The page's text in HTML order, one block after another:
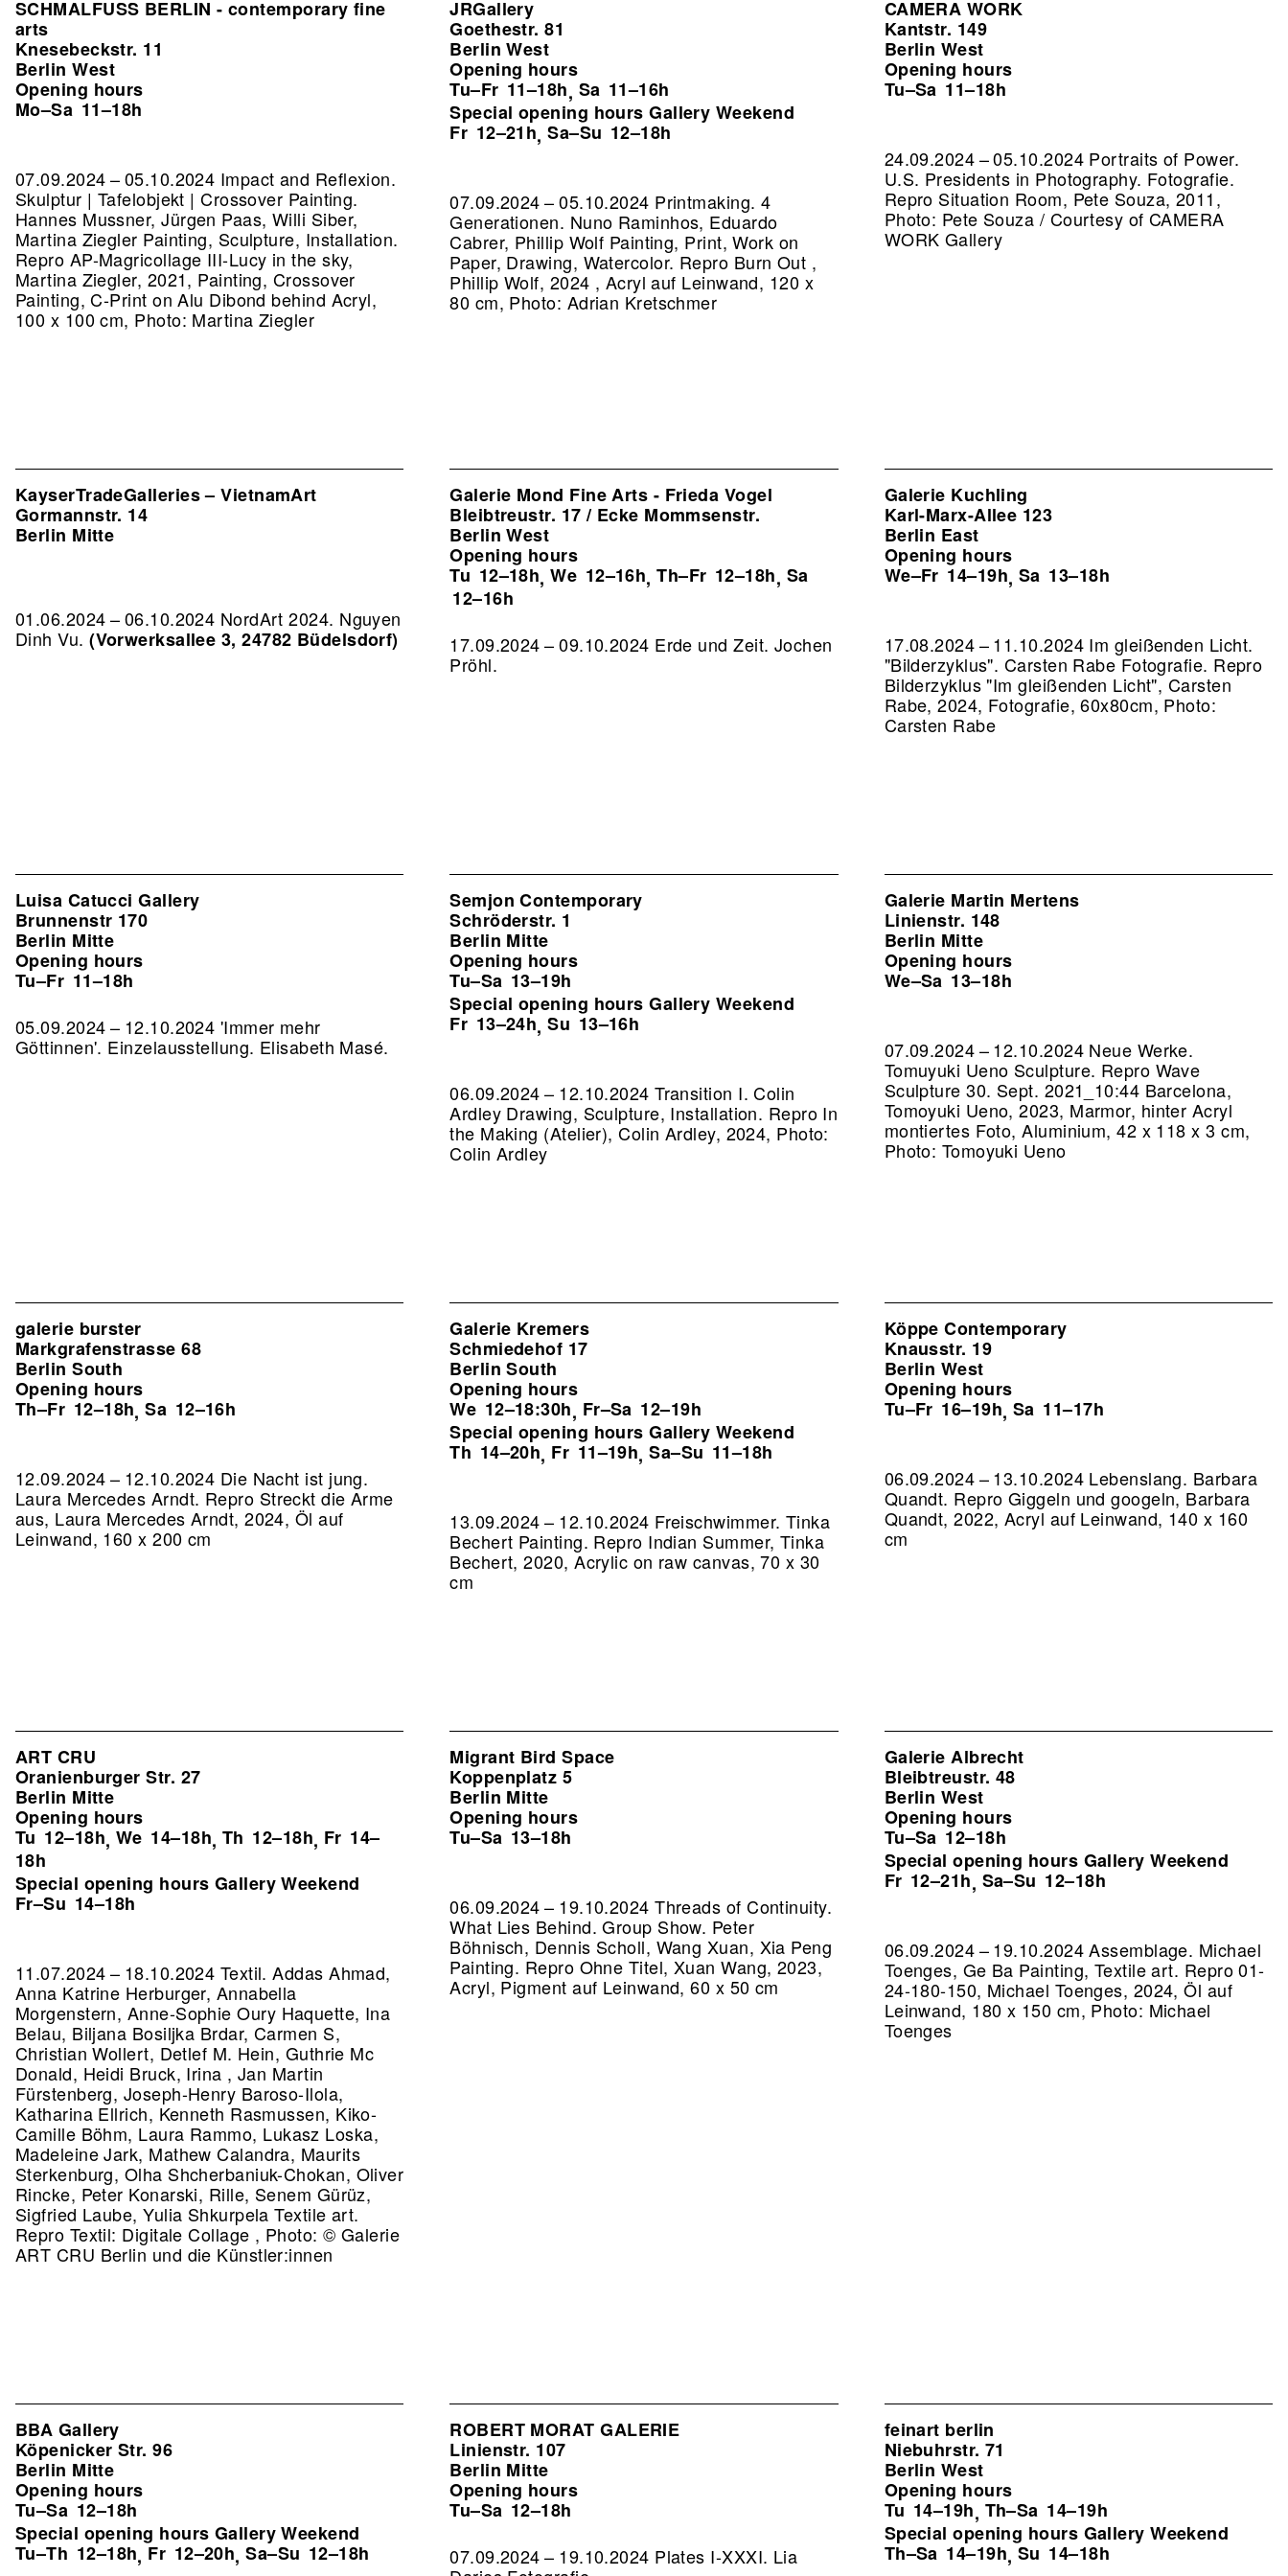
SCHMALFUSS BERLIN - contemporary fine
arts
Knesebeckstr. 11
Berlin West
Opening hours
Mo–Sa 11–18h
07.09.2024 – 05.10.2024 Impact and Reflexion.
Skulptur | Tafelobjekt | Crossover Painting.
Hannes Mussner, Jürgen Paas, Willi Siber,
Martina Ziegler Painting, Sculpture, Installation.
Repro AP-Magricollage III-Lucy in the sky,
Martina Ziegler, 2021, Painting, Crossover
Painting, C-Print on Alu Dibond behind Acryl,
100 x 100 cm, Photo: Martina Ziegler
JRGallery
Goethestr. 81
Berlin West
Opening hours
Tu–Fr 11–18h, Sa 11–16h
Special opening hours Gallery Weekend
Fr 12–21h,Sa–Su 12–18h
07.09.2024 – 05.10.2024 Printmaking. 4
Generationen. Nuno Raminhos, Eduardo
Cabrer, Phillip Wolf Painting, Print, Work on
Paper, Drawing, Watercolor. Repro Burn Out ,
Phillip Wolf, 2024 , Acryl auf Leinwand, 120 x
80 cm, Photo: Adrian Kretschmer
CAMERA WORK
Kantstr. 149
Berlin West
Opening hours
Tu–Sa 11–18h
24.09.2024 – 05.10.2024 Portraits of Power.
U.S. Presidents in Photography. Fotografie.
Repro Situation Room, Pete Souza, 2011,
Photo: Pete Souza / Courtesy of CAMERA
WORK Gallery
KayserTradeGalleries – VietnamArt
Gormannstr. 14
Berlin Mitte
01.06.2024 – 06.10.2024 NordArt 2024. Nguyen
Dinh Vu.(Vorwerksallee 3, 24782 Büdelsdorf)
Galerie Mond Fine Arts - Frieda Vogel
Bleibtreustr. 17 / Ecke Mommsenstr.
Berlin West
Opening hours
Tu 12–18h,We 12–16h,Th–Fr 12–18h, Sa
12–16h
17.09.2024 – 09.10.2024 Erde und Zeit. Jochen
Pröhl.
Galerie Kuchling
Karl-Marx-Allee 123
Berlin East
Opening hours
We–Fr 14–19h, Sa 13–18h
17.08.2024 – 11.10.2024 Im gleißenden Licht.
"Bilderzyklus". Carsten Rabe Fotografie. Repro
Bilderzyklus "Im gleißenden Licht", Carsten
Rabe, 2024, Fotografie, 60x80cm, Photo:
Carsten Rabe
Luisa Catucci Gallery
Brunnenstr 170
Berlin Mitte
Opening hours
Tu–Fr 11–18h
05.09.2024 – 12.10.2024 'Immer mehr
Göttinnen'. Einzelausstellung. Elisabeth Masé.
Semjon Contemporary
Schröderstr. 1
Berlin Mitte
Opening hours
Tu–Sa 13–19h
Special opening hours Gallery Weekend
Fr 13–24h,Su 13–16h
06.09.2024 – 12.10.2024 Transition I. Colin
Ardley Drawing, Sculpture, Installation. Repro In
the Making (Atelier), Colin Ardley, 2024, Photo:
Colin Ardley
Galerie Martin Mertens
Linienstr. 148
Berlin Mitte
Opening hours
We–Sa 13–18h
07.09.2024 – 12.10.2024 Neue Werke.
Tomuyuki Ueno Sculpture. Repro Wave
Sculpture 30. Sept. 2021_10:44 Barcelona,
Tomoyuki Ueno, 2023, Marmor, hinter Acryl
montiertes Foto, Aluminium, 42 x 118 x 3 cm,
Photo: Tomoyuki Ueno
galerie burster
Markgrafenstrasse 68
Berlin South
Opening hours
Th–Fr 12–18h,Sa 12–16h
12.09.2024 – 12.10.2024 Die Nacht ist jung.
Laura Mercedes Arndt. Repro Streckt die Arme
aus, Laura Mercedes Arndt, 2024, Öl auf
Leinwand, 160 x 200 cm
Galerie Kremers
Schmiedehof 17
Berlin South
Opening hours
We 12–18:30h, Fr–Sa 12–19h
Special opening hours Gallery Weekend
Th 14–20h, Fr 11–19h,Sa–Su 11–18h
13.09.2024 – 12.10.2024 Freischwimmer. Tinka
Bechert Painting. Repro Indian Summer, Tinka
Bechert, 2020, Acrylic on raw canvas, 70 x 30
cm
Köppe Contemporary
Knausstr. 19
Berlin West
Opening hours
Tu–Fr 16–19h, Sa 11–17h
06.09.2024 – 13.10.2024 Lebenslang. Barbara
Quandt. Repro Giggeln und googeln, Barbara
Quandt, 2022, Acryl auf Leinwand, 140 x 160
cm
ART CRU
Oranienburger Str. 27
Berlin Mitte
Opening hours
Tu 12–18h, We 14–18h, Th 12–18h, Fr 14–
18h
Special opening hours Gallery Weekend
Fr–Su 14–18h
11.07.2024 – 18.10.2024 Textil. Addas Ahmad,
Anna Katrine Herburger, Annabella
Morgenstern, Anne-Sophie Oury Haquette, Ina
Belau, Biljana Bosiljka Brdar, Carmen S,
Christian Wollert, Detlef M. Hein, Guthrie Mc
Donald, Heidi Bruck, Irina , Jan Martin
Fürstenberg, Joseph-Henry Baroso-Ilola,
Katharina Ellrich, Kenneth Rasmussen, Kiko-
Camille Böhm, Laura Rammo, Lukasz Loska,
Madeleine Jark, Mathew Calandra, Maurits
Sterkenburg, Olha Shcherbaniuk-Chokan, Oliver
Rincke, Peter Konarski, Rille, Senem Gürüz,
Sigfried Laube, Yulia Shkurpela Textile art.
Repro Textil: Digitale Collage , Photo: © Galerie
ART CRU Berlin und die Künstler:innen
Migrant Bird Space
Koppenplatz 5
Berlin Mitte
Opening hours
Tu–Sa 13–18h
06.09.2024 – 19.10.2024 Threads of Continuity.
What Lies Behind. Group Show. Peter
Böhnisch, Dennis Scholl, Wang Xuan, Xia Peng
Painting. Repro Ohne Titel, Xuan Wang, 2023,
Acryl, Pigment auf Leinwand, 60 x 50 cm
Galerie Albrecht
Bleibtreustr. 48
Berlin West
Opening hours
Tu–Sa 12–18h
Special opening hours Gallery Weekend
Fr 12–21h, Sa–Su 12–18h
06.09.2024 – 19.10.2024 Assemblage. Michael
Toenges, Ge Ba Painting, Textile art. Repro 01-
24-180-150, Michael Toenges, 2024, Öl auf
Leinwand, 180 x 150 cm, Photo: Michael
Toenges
BBA Gallery
Köpenicker Str. 96
Berlin Mitte
Opening hours
Tu–Sa 12–18h
Special opening hours Gallery Weekend
Tu–Th 12–18h, Fr 12–20h,Sa–Su 12–18h
ROBERT MORAT GALERIE
Linienstr. 107
Berlin Mitte
Opening hours
Tu–Sa 12–18h
07.09.2024 – 19.10.2024 Plates I-XXXI. Lia
feinart berlin
Niebuhrstr. 71
Berlin West
Opening hours
Tu 14–19h, Th–Sa 14–19h
Special opening hours Gallery Weekend
Th–Sa 14–19h, Su 14–18h